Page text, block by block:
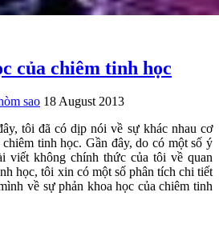
của chiêm tinh học
sao 18 August 2013
tôi đã có dịp nói về sự khác nhau cơ
tinh học. Gần đây, do có một số ý
viết không chính thức của tôi về quan
học, tôi xin có một số phân tích chi tiết
về sự phản khoa học của chiêm tinh